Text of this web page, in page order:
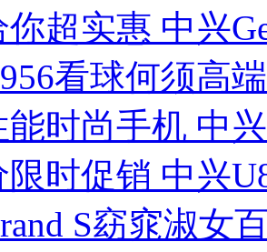
你超实惠 中兴
看球何须高
能时尚手机 中
限时促销 中兴
S窈窕淑女